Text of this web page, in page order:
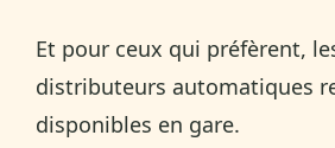
Et pour ceux qui préfèrent,
distributeurs automatiques
disponibles en gare.